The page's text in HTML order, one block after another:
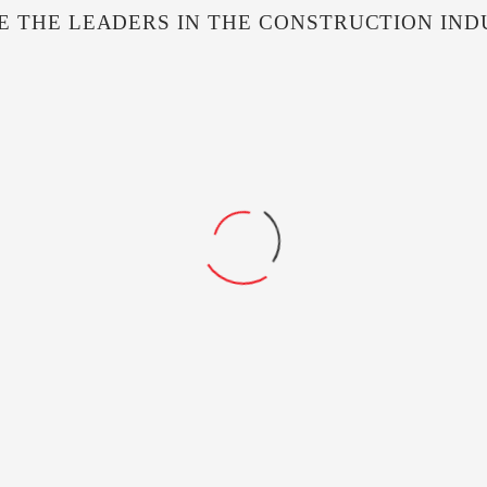
THE LEADERS IN THE CONSTRUCTION